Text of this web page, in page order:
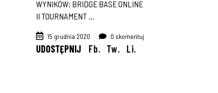
WYNIKÓW: BRIDGE BASE ONLINE
II TOURNAMENT
15 grudnia 2020 0 skomentuj
UDOSTĘPNIJ Fb. Tw. Li.